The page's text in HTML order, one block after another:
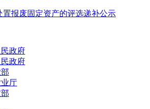
置报废固定资产的评选递补公示
政府
政府
厅